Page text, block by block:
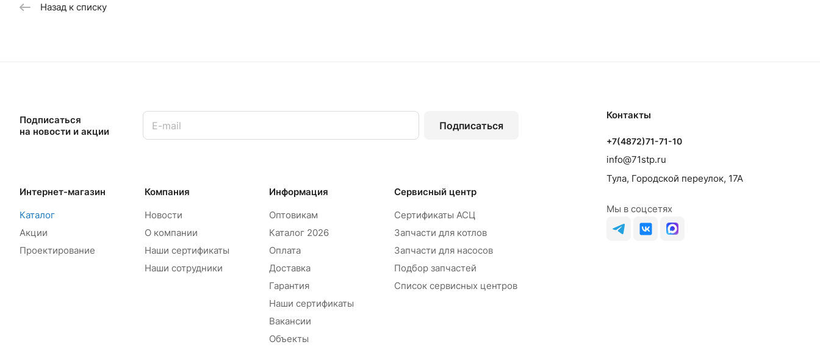
Назад к списку
Подписаться
на новости и акции
Подписаться
Интернет-магазин
Каталог
Акции
Проектирование
Компания
Новости
О компании
Наши сертификаты
Наши сотрудники
Информация
Оптовикам
Каталог 2026
Оплата
Доставка
Гарантия
Наши сертификаты
Вакансии
Объекты
Сервисный центр
Сертификаты АСЦ
Запчасти для котлов
Запчасти для насосов
Подбор запчастей
Список сервисных центров
Контакты
+7(4872)71-71-10
info@71stp.ru
Тула, Городской переулок, 17А
Мы в соцсетях